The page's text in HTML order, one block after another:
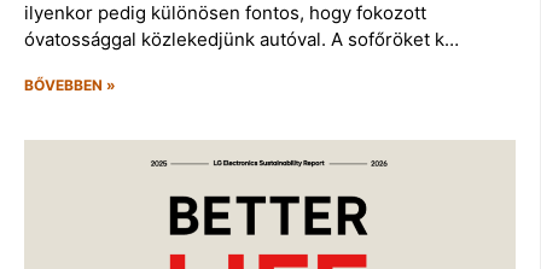
ilyenkor pedig különösen fontos, hogy fokozott
óvatossággal közlekedjünk autóval. A sofőröket k…
BŐVEBBEN »